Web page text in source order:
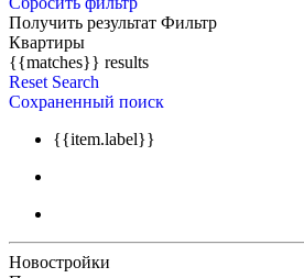
Получить результат Фильтр
Квартиры
{{matches}} results
Reset Search
Сохраненный поиск
{{item.label}}
Новостройки